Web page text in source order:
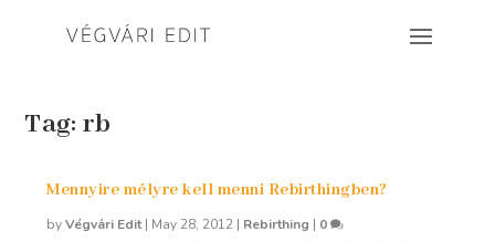
Tag: rb
Mennyire mélyre kell menni Rebirthingben?
byVégvári Edit| May 28, 2012 | Rebirthing | 0